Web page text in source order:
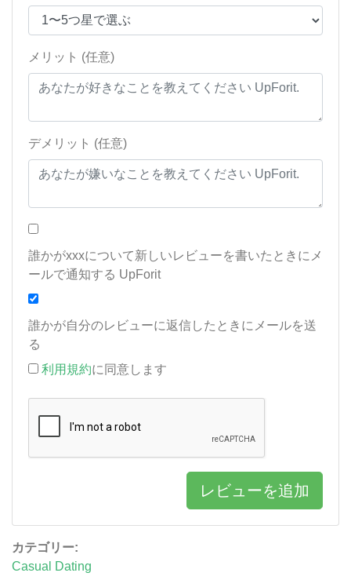
カテゴリー:
Casual Dating
メリット (任意)
デメリット (任意)
誰かがxxxについて新しいレビューを書いたときにメ
ールで通知する UpForit
誰かが自分のレビューに返信したときにメールを送
る
利用規約に同意します
レビューを追加